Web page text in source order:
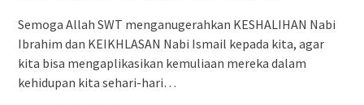
Semoga Allah SWT menganugerahkan KESHALIHAN Nabi
Ibrahim dan KEIKHLASAN Nabi Ismail kepada kita, agar
kita bisa mengaplikasikan kemuliaan mereka dalam
kehidupan kita sehari-hari…